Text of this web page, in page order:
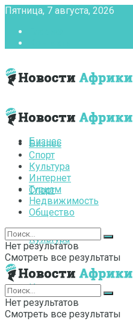
Пятница, 7 августа, 2026
Бизнес
Спорт
Культура
Интернет
Бизнес
Спорт
Культура
Интернет
Туризм
Недвижимость
Общество
Нет результатов
Смотреть все результаты
Нет результатов
Смотреть все результаты